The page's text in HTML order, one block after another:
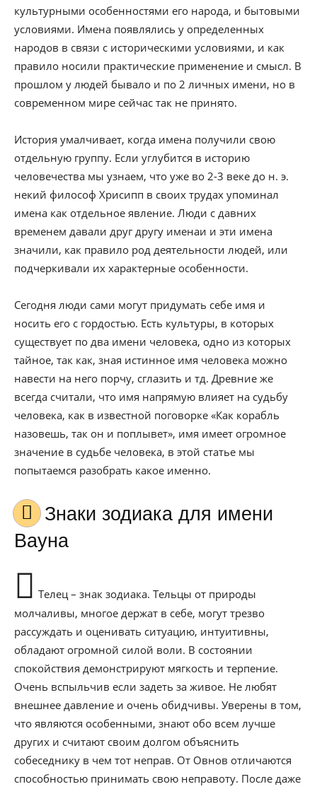
культурными особенностями его народа, и бытовыми
условиями. Имена появлялись у определенных
народов в связи с историческими условиями, и как
правило носили практические применение и смысл. В
прошлом у людей бывало и по 2 личных имени, но в
современном мире сейчас так не принято.
История умалчивает, когда имена получили свою
отдельную группу. Если углубится в историю
человечества мы узнаем, что уже во 2-3 веке до н. э.
некий философ Хрисипп в своих трудах упоминал
имена как отдельное явление. Люди с давних
временем давали друг другу именаи и эти имена
значили, как правило род деятельности людей, или
подчеркивали их характерные особенности.
Сегодня люди сами могут придумать себе имя и
носить его с гордостью. Есть культуры, в которых
существует по два имени человека, одно из которых
тайное, так как, зная истинное имя человека можно
навести на него порчу, сглазить и тд. Древние же
всегда считали, что имя напрямую влияет на судьбу
человека, как в известной поговорке «Как корабль
назовешь, так он и поплывет», имя имеет огромное
значение в судьбе человека, в этой статье мы
попытаемся разобрать какое именно.
Знаки зодиака для имени
Вауна
Телец – знак зодиака. Тельцы от природы
молчаливы, многое держат в себе, могут трезво
рассуждать и оценивать ситуацию, интуитивны,
обладают огромной силой воли. В состоянии
спокойствия демонстрируют мягкость и терпение.
Очень вспыльчив если задеть за живое. Не любят
внешнее давление и очень обидчивы. Уверены в том,
что являются особенными, знают обо всем лучше
других и считают своим долгом объяснить
собеседнику в чем тот неправ. От Овнов отличаются
способностью принимать свою неправоту. После даже